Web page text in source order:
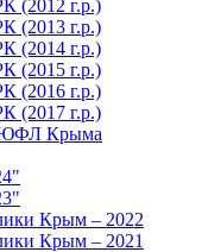
(2012 г.р.)
(2013 г.р.)
(2014 г.р.)
(2015 г.р.)
(2016 г.р.)
(2017 г.р.)
Крыма
Крым – 2022
Крым – 2021